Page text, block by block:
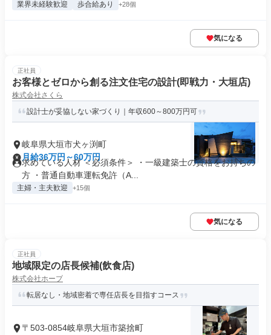
業界未経験歓迎 歩合給あり +28個
気になる
正社員
お客様とゼロから創る注文住宅の設計(即戦力・大垣店)
株式会社さくら
設計士が妥協しない家づくり｜年収600～800万円可
岐阜県大垣市犬ヶ渕町
月給36万円～60万円
求めている人材 ＜必須条件＞ ・一級建築士の資格をお持ちの
方 ・普通自動車運転免許（A...
主婦・主夫歓迎 +15個
気になる
正社員
地域限定の店長候補(飲食店)
株式会社ホープ
転居なし・地域密着で専任店長を目指すコース
〒503-0854岐阜県大垣市築捨町